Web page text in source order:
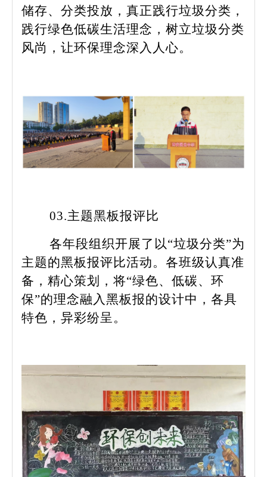
储存、分类投放，真正践行垃圾分类，
践行绿色低碳生活理念，树立垃圾分类
风尚，让环保理念深入人心。
03.主题黑板报评比
各年段组织开展了以“垃圾分类”为
主题的黑板报评比活动。各班级认真准
备，精心策划，将“绿色、低碳、环
保”的理念融入黑板报的设计中，各具
特色，异彩纷呈。